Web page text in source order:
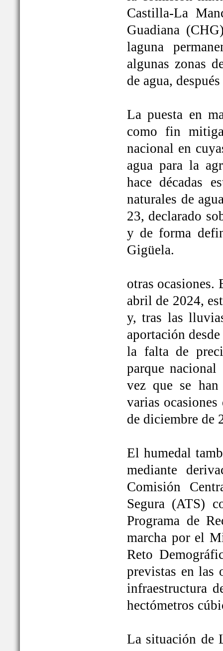
Castilla-La
Guadiana
laguna
algunas zonas
de agua,
La puesta en
como fin
nacional en
agua para la
hace décadas
naturales de
23, declarado
y de forma
Gigüela.
otras ocasiones.
abril de 2024,
y, tras las
aportación
la falta de
parque
vez que se
varias
de diciembre de
El humedal
mediante
Comisión
Segura (ATS)
Programa de
marcha por el
Reto
previstas en las
infraestructura
hectómetros
La situación de